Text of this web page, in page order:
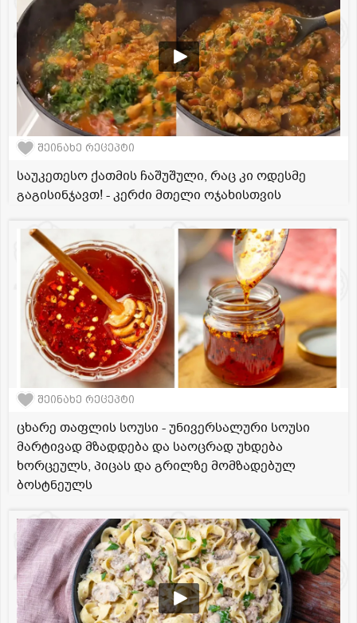
შეინახე რეცეპტი
საუკეთესო ქათმის ჩაშუშული, რაც კი ოდესმე
გაგისინჯავთ! - კერძი მთელი ოჯახისთვის
შეინახე რეცეპტი
ცხარე თაფლის სოუსი - უნივერსალური სოუსი
მარტივად მზადდება და საოცრად უხდება
ხორცეულს, პიცას და გრილზე მომზადებულ
ბოსტნეულს